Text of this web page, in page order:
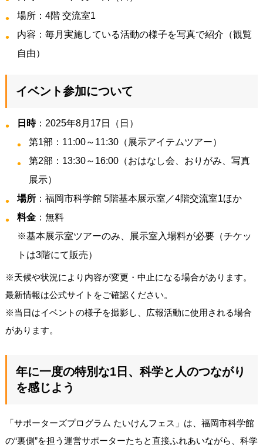
場所：4階 交流室1
内容：毎月実施している活動の様子を写真で紹介（観覧
自由）
イベント参加について
日時：2025年8月17日（日）
第1部：11:00～11:30（展示アイテムツアー）
第2部：13:30～16:00（おはなし会、おりがみ、写真
展示）
場所：福岡市科学館 5階基本展示室／4階交流室1ほか
料金：無料
※基本展示室ツアーのみ、展示室入場料が必要（チケッ
トは3階にて販売）
※天候や状況により内容が変更・中止になる場合があります。
最新情報は公式サイトをご確認ください。
※当日はイベントの様子を撮影し、広報活動に使用される場合
があります。
年に一度の特別な1日、科学と人のつながり
を感じよう
「サポーターズプログラム たいけんフェス」は、福岡市科学館
の“裏側”を担う運営サポーターたちと直接ふれあいながら、科学